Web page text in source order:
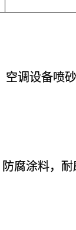
调设备喷
腐涂料，